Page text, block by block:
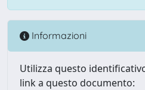
Informazioni
Utilizza questo
link a questo documento: